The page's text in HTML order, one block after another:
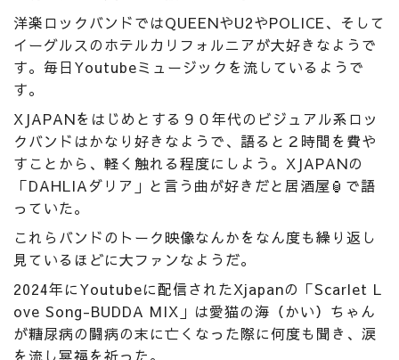
洋楽ロックバンドではQUEENやU2やPOLICE、そして
イーグルスのホテルカリフォルニアが大好きなようで
す。毎日Youtubeミュージックを流しているようで
す。
XJAPANをはじめとする９０年代のビジュアル系ロッ
クバンドはかなり好きなようで、語ると２時間を費や
すことから、軽く触れる程度にしよう。XJAPANの
「DAHLIAダリア」と言う曲が好きだと居酒屋🏮で語
っていた。
これらバンドのトーク映像なんかをなん度も繰り返し
見ているほどに大ファンなようだ。
2024年にYoutubeに配信されたXjapanの「Scarlet L
ove Song-BUDDA MIX」は愛猫の海（かい）ちゃん
が糖尿病の闘病の末に亡くなった際に何度も聞き、涙
を流し冥福を祈った。